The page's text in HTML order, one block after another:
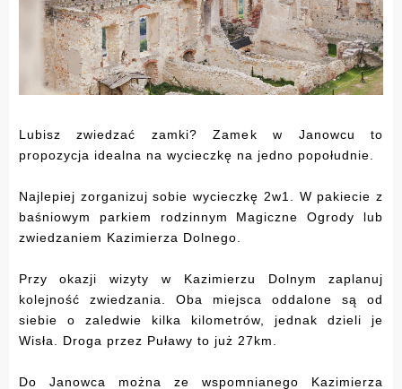
Lubisz zwiedzać zamki? Zamek w Janowcu to
propozycja idealna na wycieczkę na jedno popołudnie.
Najlepiej zorganizuj sobie wycieczkę 2w1. W pakiecie z
baśniowym parkiem rodzinnym Magiczne Ogrody lub
zwiedzaniem Kazimierza Dolnego.
Przy okazji wizyty w Kazimierzu Dolnym zaplanuj
kolejność zwiedzania. Oba miejsca oddalone są od
siebie o zaledwie kilka kilometrów, jednak dzieli je
Wisła. Droga przez Puławy to już 27km.
Do Janowca można ze wspomnianego Kazimierza